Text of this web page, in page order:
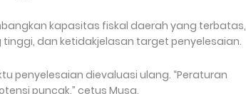
kapasitas fiskal daerah yang terbatas,
dan ketidakjelasan target penyelesaian.
penyelesaian dievaluasi ulang. “Peraturan
puncak,” cetus Musa.